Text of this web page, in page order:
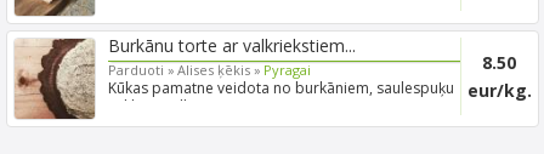
Burkānu torte ar valkriekstiem...
Parduoti »Alises ķēkis »Pyragai
Kūkas pamatne veidota no burkāniem, saulespuķu
sēklām, valkr...
8.50
eur/kg.